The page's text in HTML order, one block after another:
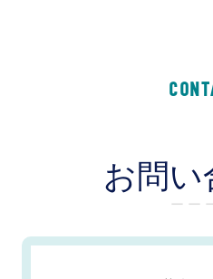
お問
ー ー